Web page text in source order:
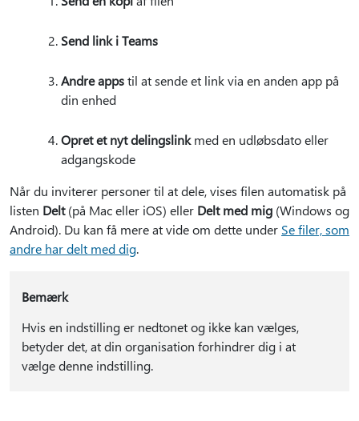
Send link i Teams
Andre appstil at sende et link via en anden app på
din enhed
Opret et nyt delingslinkmed en udløbsdato eller
adgangskode
Når du inviterer personer til at dele, vises filen automatisk på
listen Delt(på Mac eller iOS) eller Delt med mig (Windows og
Android). Du kan få mere at vide om dette under Se filer, som
andre har delt med dig.
Bemærk
Hvis en indstilling er nedtonet og ikke kan vælges,
betyder det, at din organisation forhindrer dig i at
vælge denne indstilling.